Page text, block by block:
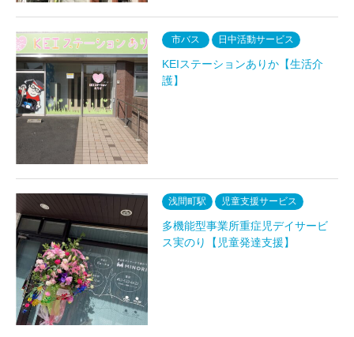
市バス 日中活動サービス
KEIステーションありか【生活介
護】
浅間町駅 児童支援サービス
多機能型事業所重症児デイサービ
ス実のり【児童発達支援】